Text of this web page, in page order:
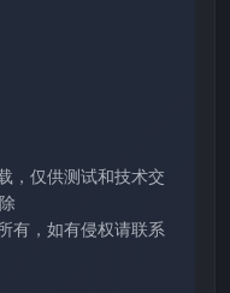
，仅供测试和技术交
有，如有侵权请联系